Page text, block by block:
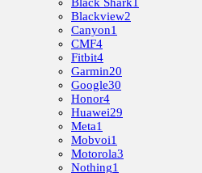
Blackview2
Canyon1
CMF4
Fitbit4
Garmin20
Google30
Honor4
Huawei29
Meta1
Mobvoi1
Motorola3
Nothing1